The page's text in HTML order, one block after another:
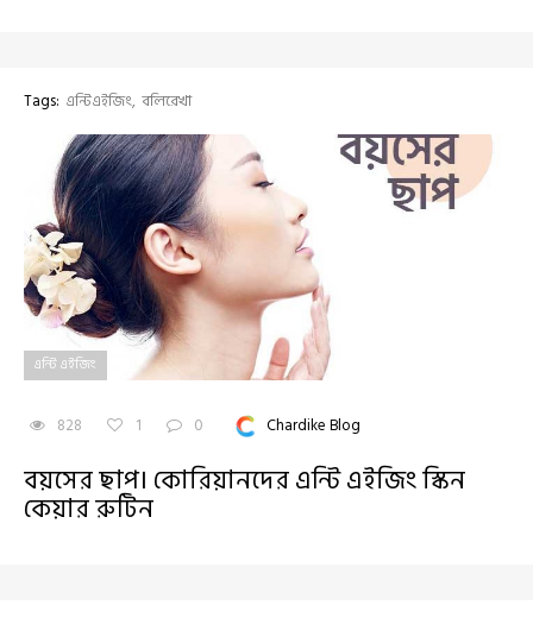
Tags: এন্টিএইজিং বলিরেখা
এন্টি এইজিং
828 1 0 Chardike Blog
বয়সের ছাপ। কোরিয়ানদের এন্টি এইজিং স্কিন
কেয়ার রুটিন